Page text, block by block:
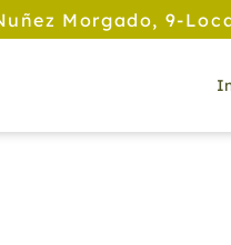
Morgado, 9-